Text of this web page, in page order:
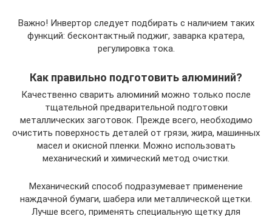
Важно! Инвертор следует подбирать с наличием таких
функций: бесконтактный поджиг, заварка кратера,
регулировка тока.
Как правильно подготовить алюминий?
Качественно сварить алюминий можно только после
тщательной предварительной подготовки
металлических заготовок. Прежде всего, необходимо
очистить поверхность деталей от грязи, жира, машинных
масел и окисной пленки. Можно использовать
механический и химический метод очистки.
Механический способ подразумевает применение
наждачной бумаги, шабера или металлической щетки.
Лучше всего, применять специальную щетку для